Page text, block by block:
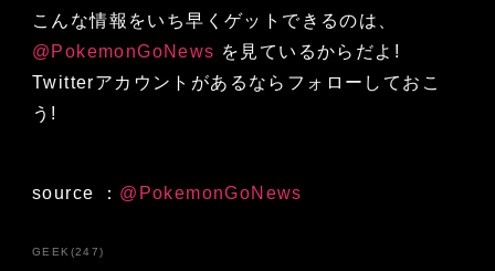
こんな情報をいち早くゲットできるのは、
@PokemonGoNews を見ているからだよ!
Twitterアカウントがあるならフォローしておこ
う!
source ： @PokemonGoNews
GEEK (247)